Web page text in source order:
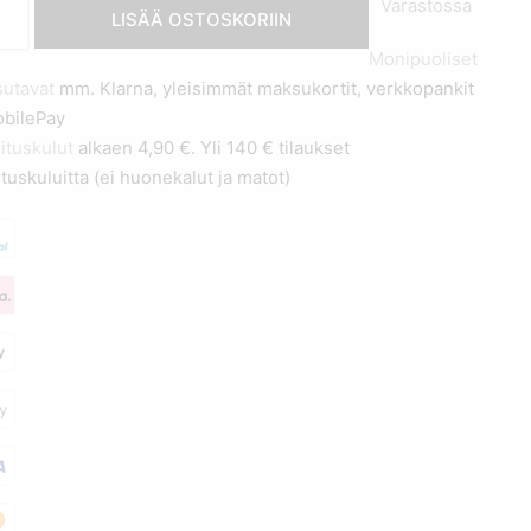
LISÄÄ OSTOSKORIIN
Varastossa
Monipuoliset
mm. Klarna, yleisimmät maksukortit, verkkopankit
alkaen 4,90 €. Yli 140 € tilaukset
(ei huonekalut ja matot)